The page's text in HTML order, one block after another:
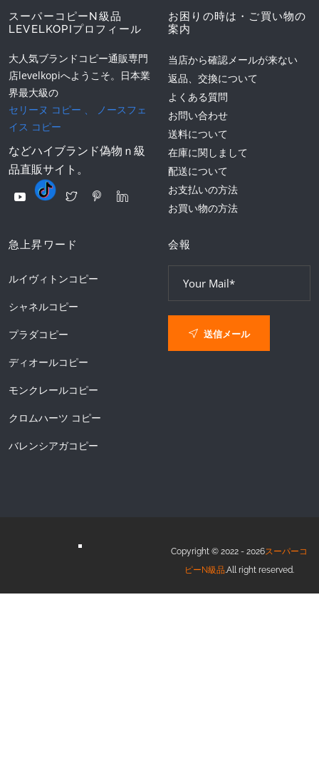
スーパーコピーN級品
LEVELKOPIプロフィール
大人気ブランドコピー通販専門
店levelkopiへようこそ。日本業
界最大級の
セリーヌ コピー 、
ノースフェ
イス コピー
などハイブランド偽物ｎ級
品直販サイト。
お困りの時は・ご買い物の
案内
当店から確認メールが来ない
返品、交換について
よくある質問
お問い合わせ
送料について
在庫に関しまして
配送について
お支払いの方法
お買い物の方法
急上昇ワード
ルイヴィトンコピー
シャネルコピー
プラダコピー
ディオールコピー
モンクレールコピー
クロムハーツ コピー
バレンシアガコピー
会報
送信メール
Copyright © 2022 - 2026スーパーコ
ピーN級品.All right reserved.